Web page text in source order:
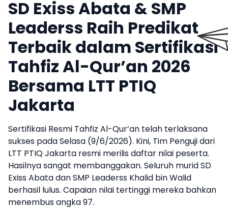
SD Exiss Abata & SMP
Leaderss Raih Predikat
Terbaik dalam Sertifikasi
Tahfiz Al-Qur’an 2026
Bersama LTT PTIQ
Jakarta
Sertifikasi Resmi Tahfiz Al-Qur’an telah terlaksana
sukses pada Selasa (9/6/2026). Kini, Tim Penguji dari
LTT PTIQ Jakarta resmi merilis daftar nilai peserta.
Hasilnya sangat membanggakan. Seluruh murid SD
Exiss Abata dan SMP Leaderss Khalid bin Walid
berhasil lulus. Capaian nilai tertinggi mereka bahkan
menembus angka 97.